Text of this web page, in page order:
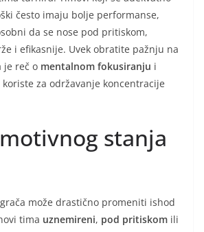
često imaju bolje performanse,
da se nose pod pritiskom,
i efikasnije. Uvek obratite pažnju na
je reč o mentalnom fokusiranju i
za održavanje koncentracije
stanja
može drastično promeniti ishod
tima uznemireni, pod pritiskom ili